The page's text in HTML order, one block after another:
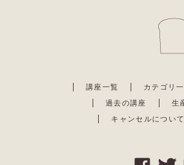
講座一覧 カテゴリ
過去の講座
生
キャンセルについて